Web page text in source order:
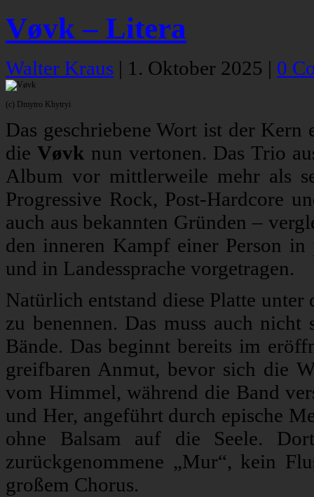
Vøvk – Litera
Walter Kraus | 1. Oktober 2025 | 0
(c) Dmytro Khytryi
Das geschriebene Wort ist der Kern
dieVøvk nun vertonen. Das Trio
Album vor mittlerweile mehr als
Progressive Rock, Post-Hardcore
auch aus bekannten Gründen –
den inneren Kampf einer Person
und in Landessprache vorgetragen.
Natürlich entstand diese Platte
zu benennen. Das muss auch
Bände. Das beginnt bereits im
greifbaren Anmut, bevor sich die
vom Himmel, während die Band
und Her, angeführt durch epische
ohne Balsam auf die Seele.
zurückgenommene „Mur“, kein
großem Chorus.